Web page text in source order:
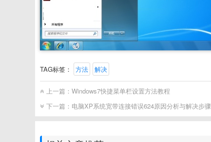
TAG标签： 方法 解决
上一篇： Windows7快捷菜单栏设置方法教程
下一篇： 电脑XP系统宽带连接错误624原因分析与解决步骤